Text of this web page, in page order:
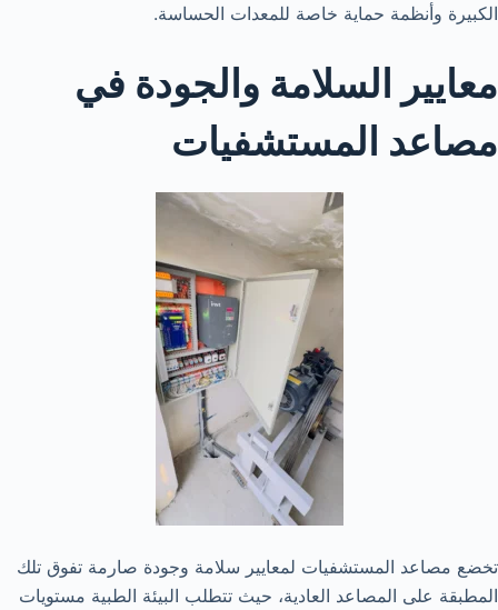
الكبيرة وأنظمة حماية خاصة للمعدات الحساسة.
معايير السلامة والجودة في
مصاعد المستشفيات
تخضع مصاعد المستشفيات لمعايير سلامة وجودة صارمة تفوق تلك
المطبقة على المصاعد العادية، حيث تتطلب البيئة الطبية مستويات